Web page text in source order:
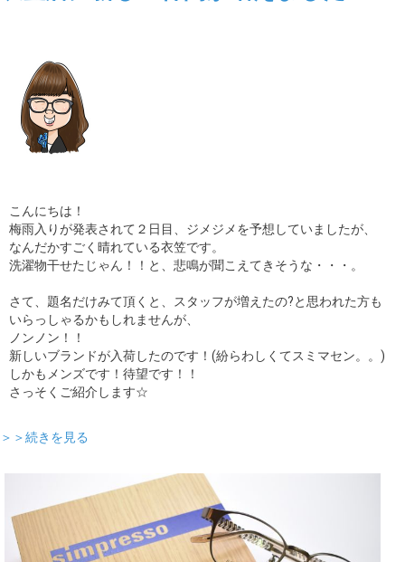
こんにちは！
梅雨入りが発表されて２日目、ジメジメを予想していましたが、
なんだかすごく晴れている衣笠です。
洗濯物干せたじゃん！！と、悲鳴が聞こえてきそうな・・・。
さて、題名だけみて頂くと、スタッフが増えたの?と思われた方も
いらっしゃるかもしれませんが、
ノンノン！！
新しいブランドが入荷したのです！(紛らわしくてスミマセン。。)
しかもメンズです！待望です！！
さっそくご紹介します☆
＞＞続きを見る